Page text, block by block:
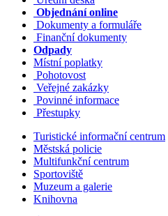
Objednání online
Dokumenty a formuláře
Finanční dokumenty
Odpady
Místní poplatky
Pohotovost
Veřejné zakázky
Povinné informace
Přestupky
Turistické informační centrum
Městská policie
Multifunkční centrum
Sportoviště
Muzeum a galerie
Knihovna